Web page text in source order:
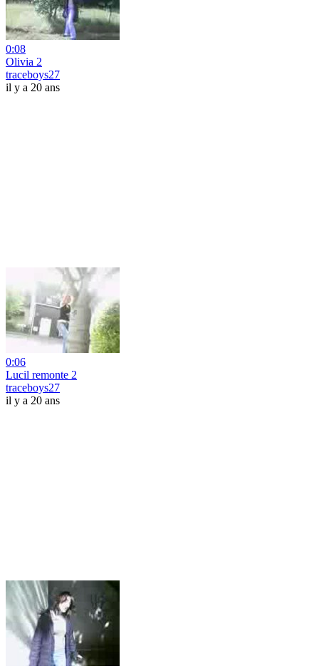
0:08
Olivia 2
traceboys27
il y a 20 ans
0:06
Lucil remonte 2
traceboys27
il y a 20 ans